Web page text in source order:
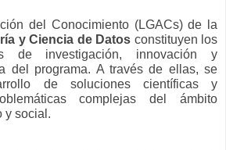
del Conocimiento (LGACs) de la
y Ciencia de Datos constituyen los
de investigación, innovación y
del programa. A través de ellas, se
de soluciones científicas y
complejas del ámbito
y social.